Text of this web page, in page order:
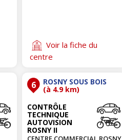
Voir la fiche du
centre
6 ROSNY SOUS BOIS
(à 4.9 km)
CONTRÔLE
TECHNIQUE
AUTOVISION
ROSNY II